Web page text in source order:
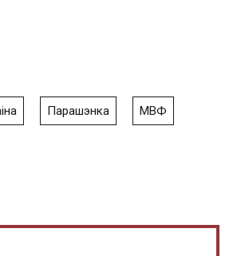
Парашэнка МВФ